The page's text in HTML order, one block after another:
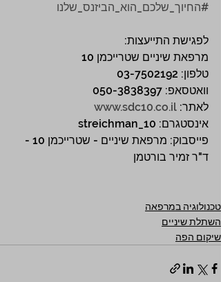
#החיוך_שלכם_הוא_הביזנס_שלנו
לפגישת התייעצות:
מרפאת שיניים שטרייכמן 10
טלפון: 03-7502192
וואטסאפ: 050-3838397
לאתר: www.sdc10.co.il
אינסטגרם: streichman_10
פייסבוק: מרפאת שיניים - שטרייכמן 10 -
ד"ר זמיר בורטמן
טכנולוגיה במרפאה
השתלת שיניים
שיקום הפה